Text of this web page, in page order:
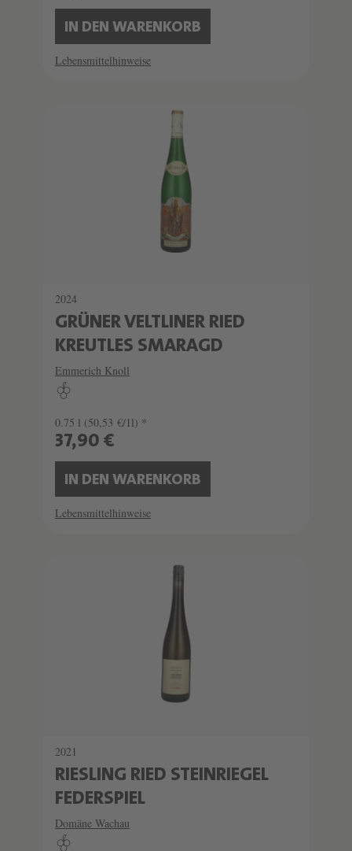
IN DEN WARENKORB
Lebensmittelhinweise
2024
GRÜNER VELTLINER RIED
KREUTLES SMARAGD
Emmerich Knoll
0.75 l (50,53 €/1l) *
37,90 €
IN DEN WARENKORB
Lebensmittelhinweise
2021
RIESLING RIED STEINRIEGEL
FEDERSPIEL
Domäne Wachau